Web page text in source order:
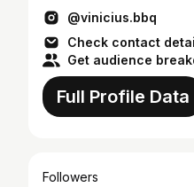
@vinicius.bbq
Check contact
Get audience
Full Profile Data
Followers